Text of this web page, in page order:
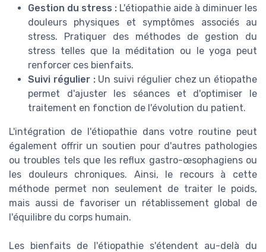
Gestion du stress : L'étiopathie aide à diminuer les
douleurs physiques et symptômes associés au
stress. Pratiquer des méthodes de gestion du
stress telles que la méditation ou le yoga peut
renforcer ces bienfaits.
Suivi régulier :Un suivi régulier chez un étiopathe
permet d'ajuster les séances et d'optimiser le
traitement en fonction de l'évolution du patient.
L'intégration de l'étiopathie dans votre routine peut
également offrir un soutien pour d'autres pathologies
ou troubles tels que les reflux gastro-œsophagiens ou
les douleurs chroniques. Ainsi, le recours à cette
méthode permet non seulement de traiter le poids,
mais aussi de favoriser un rétablissement global de
l'équilibre du corps humain.
Les bienfaits de l'étiopathie s'étendent au-delà du